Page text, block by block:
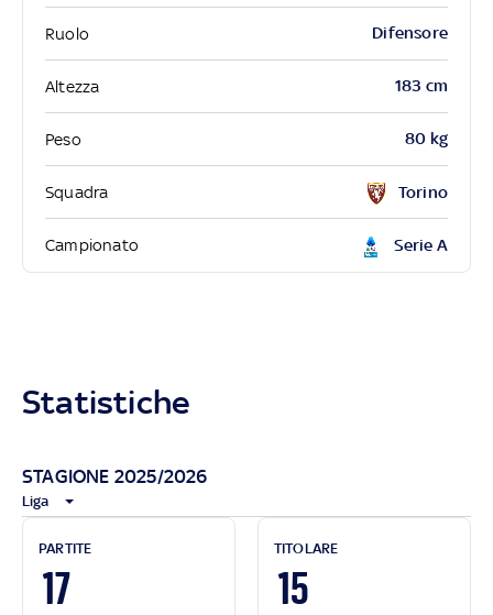
Ruolo Difensore
Altezza 183 cm
Peso 80 kg
Squadra Torino
Campionato Serie A
Statistiche
STAGIONE 2025/2026
Liga
PARTITE
17
TITOLARE
15